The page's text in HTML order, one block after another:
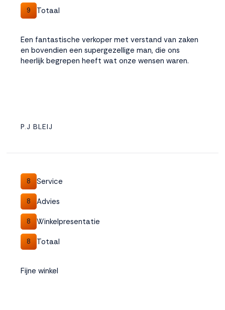
9 Totaal
Een fantastische verkoper met verstand van zaken
en bovendien een supergezellige man, die ons
heerlijk begrepen heeft wat onze wensen waren.
P.J BLEIJ
8 Service
8 Advies
8 Winkelpresentatie
8 Totaal
Fijne winkel